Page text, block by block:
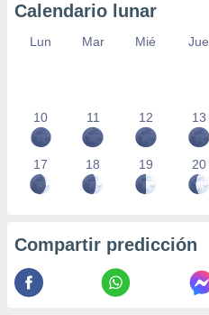
Calendario lunar
Lun Mar Mié Jue
10 11 12 13
17 18 19 20
Compartir predicción